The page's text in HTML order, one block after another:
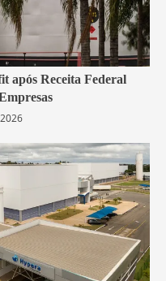
após Receita Federal